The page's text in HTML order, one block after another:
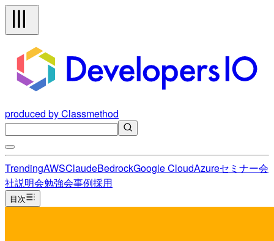
produced by Classmethod
TrendingAWSClaudeBedrockGoogle CloudAzureセミナー会
社説明会勉強会事例採用
目次